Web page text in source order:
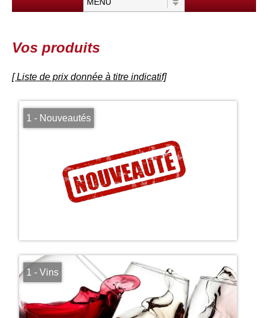
Vos produits
[ Liste de prix donnée à titre indicatif]
1 - Nouveautés
1 - Vins